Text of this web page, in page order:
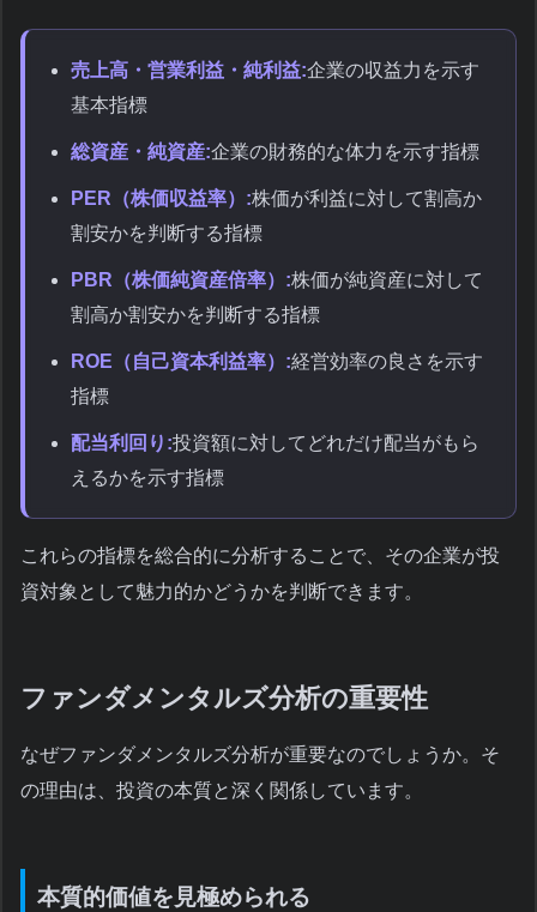
売上高・営業利益・純利益:企業の収益力を示す
基本指標
総資産・純資産:企業の財務的な体力を示す指標
PER（株価収益率）:株価が利益に対して割高か
割安かを判断する指標
PBR（株価純資産倍率）:株価が純資産に対して
割高か割安かを判断する指標
ROE（自己資本利益率）:経営効率の良さを示す
指標
配当利回り:投資額に対してどれだけ配当がもら
えるかを示す指標
これらの指標を総合的に分析することで、その企業が投
資対象として魅力的かどうかを判断できます。
ファンダメンタルズ分析の重要性
なぜファンダメンタルズ分析が重要なのでしょうか。そ
の理由は、投資の本質と深く関係しています。
本質的価値を見極められる